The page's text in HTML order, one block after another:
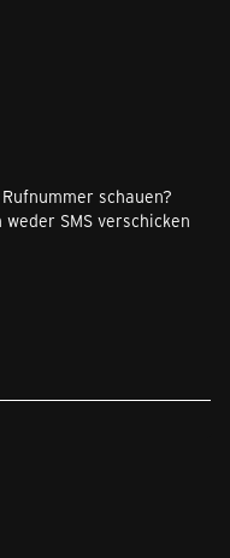
schauen?
SMS verschicken